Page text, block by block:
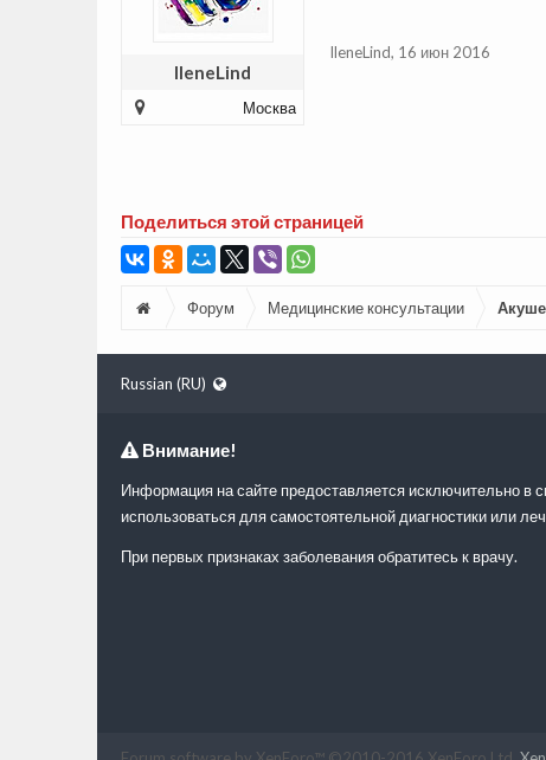
IleneLind
Москва
IleneLind, 16 июн 2016
Поделиться этой страницей
Форум Медицинские консультации
Russian (RU)
Внимание!
Информация на сайте предоставляется исключительно в
использоваться для самостоятельной диагностики или
При первых признаках заболевания обратитесь к врачу.